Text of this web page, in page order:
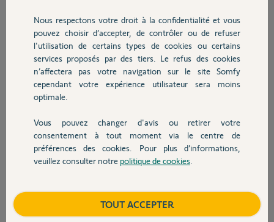
Chauffage
Autres produits
Devis avec un pro
Contact
Cordialement,
Pierre Emmanuel G.
il y a plus de 2 ans
Participer au fil de discussion
Réponses
Nous respectons votre droit à la confidentialité et vous
pouvez choisir d’accepter, de contrôler ou de refuser
l'utilisation de certains types de cookies ou certains
services proposés par des tiers. Le refus des cookies
n’affectera pas votre navigation sur le site Somfy
cependant votre expérience utilisateur sera moins
optimale.
Vous pouvez changer d'avis ou retirer votre
consentement à tout moment via le centre de
préférences des cookies. Pour plus d’informations,
veuillez consulter notre politique de cookies
TOUT ACCEPTER